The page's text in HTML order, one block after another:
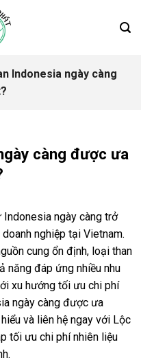
Indonesia ngày càng
càng được ưa
Indonesia ngày càng trở
nghiệp tại Vietnam.
cung ổn định, loại than
năng đáp ứng nhiều nhu
xu hướng tối ưu chi phí
ngày càng được ưa
và liên hệ ngay với Lộc
tối ưu chi phí nhiên liệu